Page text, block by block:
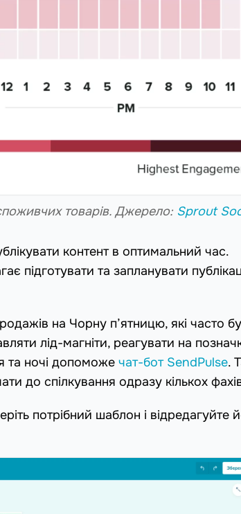
товарів. Джерело: Sprout
контент в оптимальний час.
підготувати та запланувати
на Чорну п’ятницю, які часто
лід-магніти, реагувати на
та ночі допоможе чат-бот SendPulse.
до спілкування одразу кількох
потрібний шаблон і відредагуйте